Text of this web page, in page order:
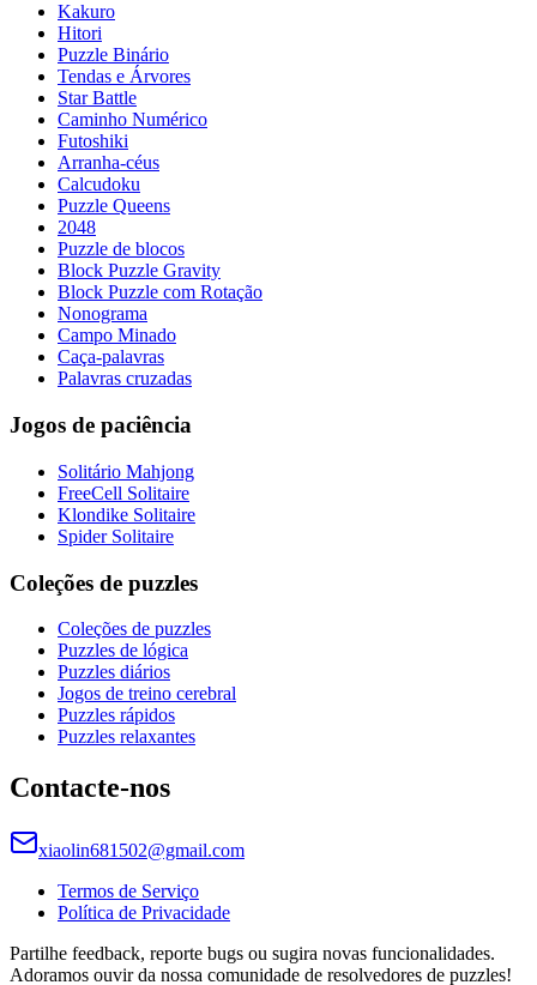
Kakuro
Hitori
Puzzle Binário
Tendas e Árvores
Star Battle
Caminho Numérico
Futoshiki
Arranha-céus
Calcudoku
Puzzle Queens
2048
Puzzle de blocos
Block Puzzle Gravity
Block Puzzle com Rotação
Nonograma
Campo Minado
Caça-palavras
Palavras cruzadas
Jogos de paciência
Solitário Mahjong
FreeCell Solitaire
Klondike Solitaire
Spider Solitaire
Coleções de puzzles
Coleções de puzzles
Puzzles de lógica
Puzzles diários
Jogos de treino cerebral
Puzzles rápidos
Puzzles relaxantes
Contacte-nos
xiaolin681502@gmail.com
Termos de Serviço
Política de Privacidade
Partilhe feedback, reporte bugs ou sugira novas funcionalidades.
Adoramos ouvir da nossa comunidade de resolvedores de puzzles!